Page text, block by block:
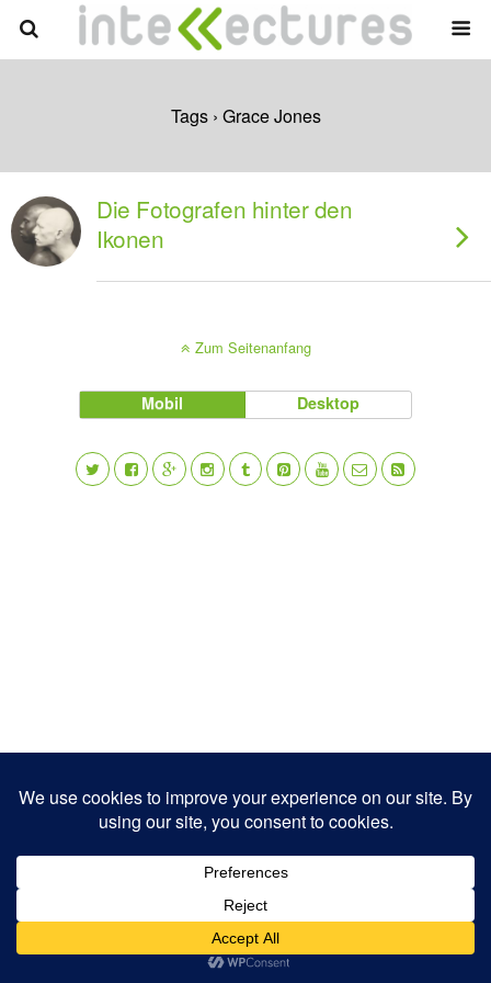
Tags › Grace Jones
Die Fotografen hinter den
Ikonen
Zum Seitenanfang
Mobil Desktop